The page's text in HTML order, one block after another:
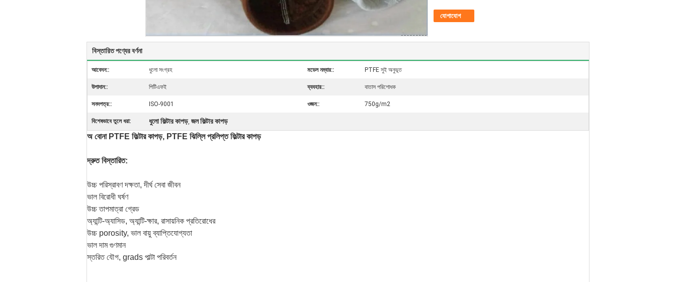
যোগাযোগ
বিস্তারিত পণ্যের বর্ণনা
আবেদন:: ধুলো সংগ্রহ মডেল নম্বার:: PTFE সুই অনুভূত
উপাদান:: পিটিএফই ব্যবহার:: বাতাস পরিশোধক
সনদপত্র:: ISO-9001 ওজন:: 750g/m2
বিশেষভাবে তুলে ধরা: ধুলো ফিল্টার কাপড়, জল ফিল্টার কাপড়
অ বোনা PTFE ফিল্টার কাপড়, PTFE ঝিল্লি প্রলিপ্ত ফিল্টার কাপড়
দ্রুত বিস্তারিত:
উচ্চ পরিস্রাবণ দক্ষতা, দীর্ঘ সেবা জীবন
ভাল বিরোধী ঘর্ষণ
উচ্চ তাপমাত্রা গ্রেড
অ্যান্টি-অ্যাসিড, অ্যান্টি-ক্ষার, রাসায়নিক প্রতিরোধের
উচ্চ porosity, ভাল বায়ু ব্যাপ্তিযোগ্যতা
ভাল দাম গুণমান
স্তরিত যৌগ, grads পাল্টা পরিবর্তন